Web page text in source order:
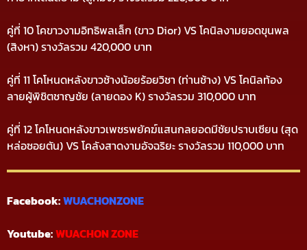
คู่ที่ 10 โคขาวงามอิทธิพลเล็ก (ขาว Dior) VS โคนิลงามยอดขุนพล
(สิงหา) รางวัลรวม 420,000 บาท
คู่ที่ 11 โคโหนดหลังขาวช้างน้อยร้อยวิชา (ท่านช้าง) VS โคนิลท้อง
ลายผู้พิชิตชาญชัย (ลายดอง K) รางวัลรวม 310,000 บาท
คู่ที่ 12 โคโหนดหลังขาวเพชรพยัคฆ์แสนกลยอดมีชัยปราบเซียน (สุด
หล่อซอยตัน) VS โคลังสาดงามอัจฉริยะ รางวัลรวม 110,000 บาท
Facebook:WUACHONZONE
Youtube:WUACHON ZONE